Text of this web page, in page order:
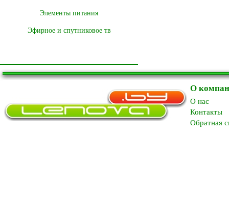
Элементы питания
Эфирное и спутниковое тв
О
O нас
Контакты
Обратная